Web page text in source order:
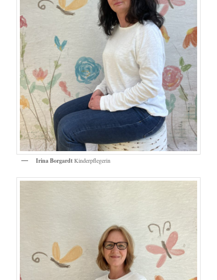
Irina BorgardtKinderpflegerin